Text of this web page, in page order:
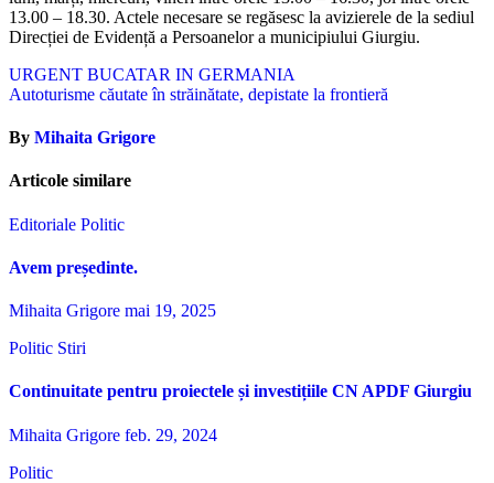
13.00 – 18.30. Actele necesare se regăsesc la avizierele de la sediul
Direcției de Evidență a Persoanelor a municipiului Giurgiu.
Navigare
în
articole
URGENT BUCATAR IN GERMANIA
Autoturisme căutate în străinătate, depistate la frontieră
By Mihaita Grigore
Articole similare
Editoriale Politic
Avem președinte.
Mihaita Grigore mai 19, 2025
Politic Stiri
Continuitate pentru proiectele și investițiile CN APDF Giurgiu
Mihaita Grigore feb. 29, 2024
Politic